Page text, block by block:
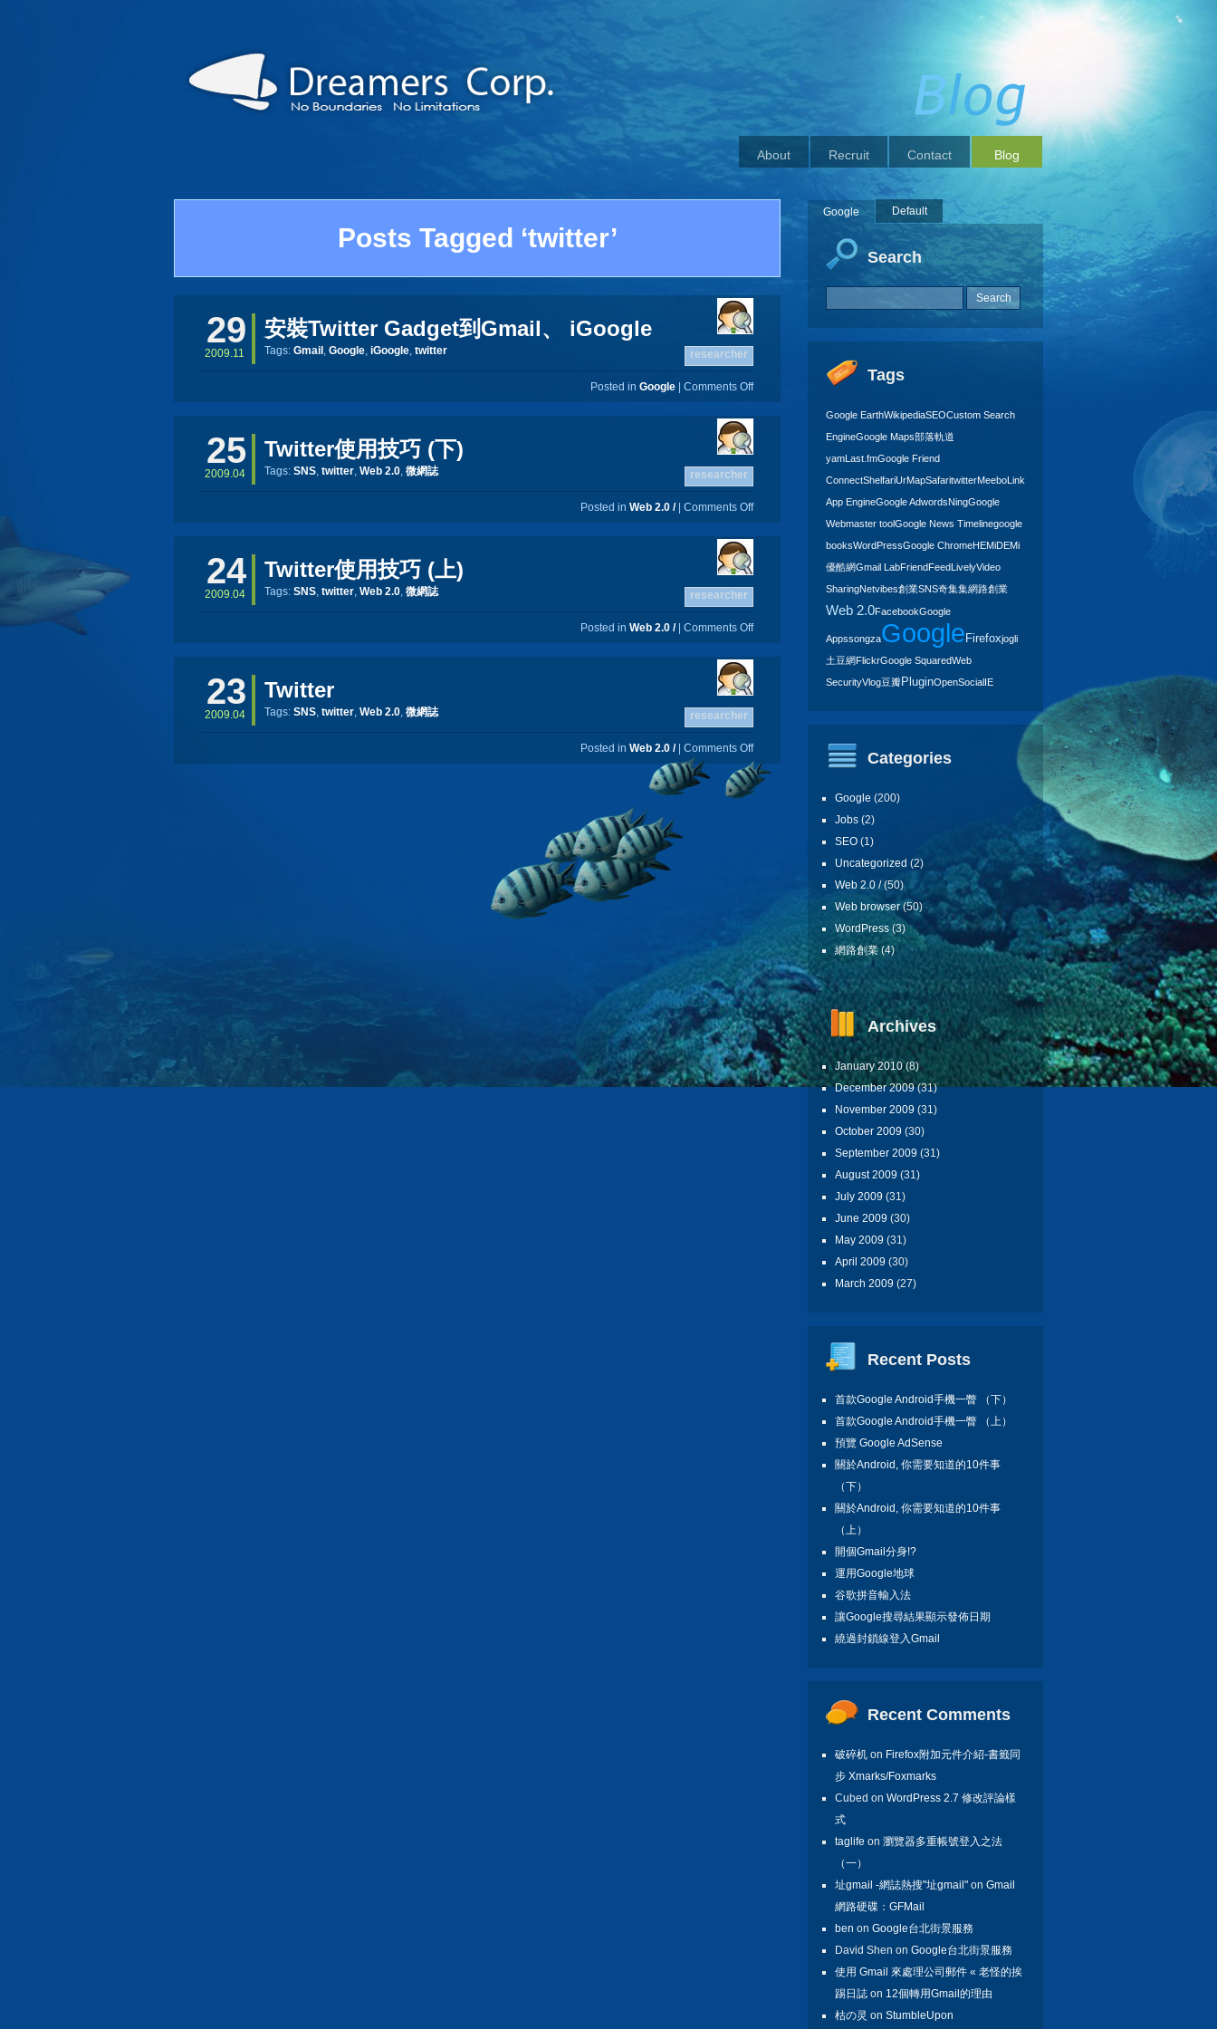
Blog
Contact
Recruit
About
Posts Tagged ‘twitter’
29
2009.11
安裝Twitter Gadget到Gmail、 iGoogle
Tags: Gmail , Google, iGoogle, twitter researcher
Posted in Google Comments Off
25
2009.04
Twitter使用技巧 (下)
Tags: SNS, twitter, Web 2.0, 微網誌 researcher
Posted in Web 2.0 /| Comments Off
24
2009.04
Twitter使用技巧 (上)
Tags: SNS, twitter, Web 2.0, 微網誌 researcher
Posted in Web 2.0 /| Comments Off
23
2009.04
Twitter
Tags: SNS, twitter, Web 2.0, 微網誌 researcher
Posted in Web 2.0 /| Comments Off
Google Default
Search
Tags
Google EarthWikipediaSEOCustom Search
EngineGoogle Maps部落軌道
yamLast.fmGoogle Friend
ConnectShelfariUrMapSafaritwitterMeeboLinkedIn
App EngineGoogle AdwordsNingGoogle
Webmaster toolGoogle News Timelinegoogle
booksWordPressGoogle ChromeHEMiDEMi
優酷網Gmail LabFriendFeedLivelyVideo
SharingNetvibes創業SNS奇集集網路創業
Web 2.0FacebookGoogle
AppssongzaGoogle Firefoxjogli
土豆網FlickrGoogle SquaredWeb
SecurityVlog豆瓣PluginOpenSocialIE
Categories
Google (200)
Jobs (2)
SEO (1)
Uncategorized (2)
Web 2.0 /(50)
Web browser(50)
WordPress (3)
網路創業(4)
Archives
January 2010(8)
December 2009(31)
November 2009 (31)
October 2009 (30)
September 2009 (31)
August 2009 (31)
July 2009 (31)
June 2009 (30)
May 2009 (31)
April 2009 (30)
March 2009 (27)
Recent Posts
首款Google Android手機一瞥 （下）
首款Google Android手機一瞥 （上）
預覽 Google AdSense
關於Android, 你需要知道的10件事
（下）
關於Android, 你需要知道的10件事
（上）
開個Gmail分身!?
運用Google地球
谷歌拼音輸入法
讓Google搜尋結果顯示發佈日期
繞過封鎖線登入Gmail
Recent Comments
破碎机 on Firefox附加元件介紹-書籤同
步 Xmarks/Foxmarks
Cubed on WordPress 2.7 修改評論樣
式
taglife on 瀏覽器多重帳號登入之法
（一）
址gmail -網誌熱搜"址gmail" on Gmail
網路硬碟：GFMail
ben on Google台北街景服務
David Shen on Google台北街景服務
使用 Gmail 來處理公司郵件 « 老怪的挨
踢日誌 on 12個轉用Gmail的理由
枯の灵 on StumbleUpon